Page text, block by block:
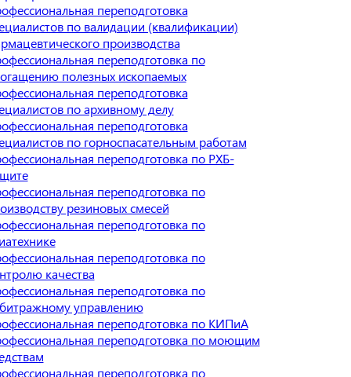
переподготовка
по валидации (квалификации)
производства
переподготовка по
полезных ископаемых
переподготовка
по архивному делу
переподготовка
по горноспасательным работам
переподготовка по РХБ-
переподготовка по
резиновых смесей
переподготовка по
переподготовка по
качества
переподготовка по
управлению
переподготовка по КИПиА
переподготовка по моющим
переподготовка по